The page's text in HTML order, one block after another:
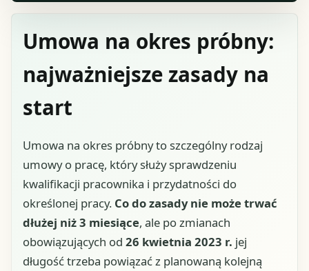
Umowa na okres próbny:
najważniejsze zasady na
start
Umowa na okres próbny to szczególny rodzaj
umowy o pracę, który służy sprawdzeniu
kwalifikacji pracownika i przydatności do
określonej pracy. Co do zasady nie może trwać
dłużej niż 3 miesiące, ale po zmianach
obowiązujących od 26 kwietnia 2023 r. jej
długość trzeba powiązać z planowaną kolejną